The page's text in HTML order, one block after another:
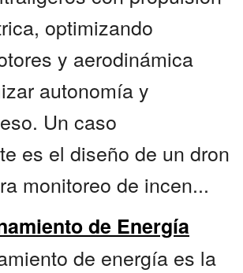
optimizando
y aerodinámica
autonomía y
Un caso
es el diseño de un dron
monitoreo de incen...
de Energía
de energía es la